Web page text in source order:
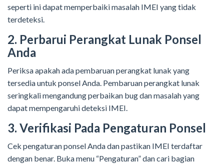
seperti ini dapat memperbaiki masalah IMEI yang tidak
terdeteksi.
2. Perbarui Perangkat Lunak Ponsel
Anda
Periksa apakah ada pembaruan perangkat lunak yang
tersedia untuk ponsel Anda. Pembaruan perangkat lunak
seringkali mengandung perbaikan bug dan masalah yang
dapat mempengaruhi deteksi IMEI.
3. Verifikasi Pada Pengaturan Ponsel
Cek pengaturan ponsel Anda dan pastikan IMEI terdaftar
dengan benar. Buka menu “Pengaturan” dan cari bagian